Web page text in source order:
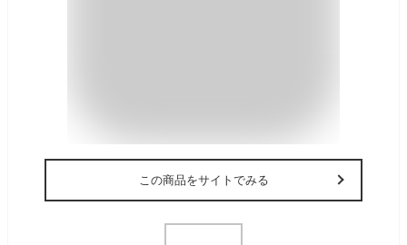
この商品をサイトでみる